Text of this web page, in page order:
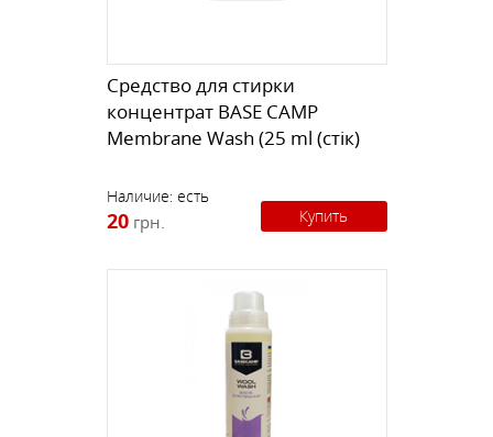
Средство для стирки
концентрат BASE CAMP
Membrane Wash (25 ml (стік)
Наличие: есть
20 грн. Купить